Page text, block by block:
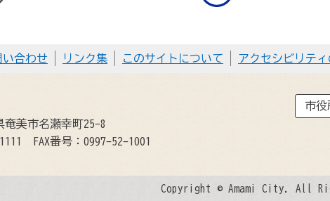
い合わせ リンク集 このサイトについて アクセシビリテ
奄美市名瀬幸町25-8
FAX番号：0997-52-1001
市役
Copyright © Amami City. All